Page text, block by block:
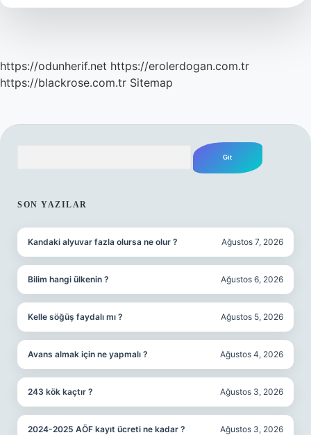
Hafızlık
https://odunherif.net https://erolerdogan.com.tr
https://blackrose.com.tr Sitemap
SON YAZILAR
Kandaki alyuvar fazla olursa ne olur ? Ağustos 7, 2026
Bilim hangi ülkenin ? Ağustos 6, 2026
Kelle söğüş faydalı mı ? Ağustos 5, 2026
Avans almak için ne yapmalı ? Ağustos 4, 2026
243 kök kaçtır ? Ağustos 3, 2026
2024-2025 AÖF kayıt ücreti ne kadar ? Ağustos 3, 2026